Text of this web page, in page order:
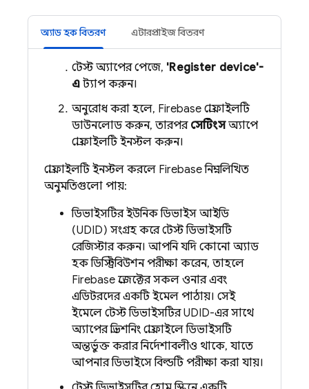
অ্যাড হক বিতরণ এন্টারপ্রাইজ বিতরণ
টেস্ট অ্যাপের পেজে, 'Register device'-
এ ট্যাপ করুন।
অনুরোধ করা হলে, Firebase প্রোফাইলটি
ডাউনলোড করুন, তারপর সেটিংসঅ্যাপে
প্রোফাইলটি ইনস্টল করুন।
প্রোফাইলটি ইনস্টল করলে Firebase নিম্নলিখিত
অনুমতিগুলো পায়:
ডিভাইসটির ইউনিক ডিভাইস আইডি
(UDID) সংগ্রহ করে টেস্ট ডিভাইসটি
রেজিস্টার করুন। আপনি যদি কোনো অ্যাড
হক ডিস্ট্রিবিউশন পরীক্ষা করেন, তাহলে
Firebase প্রজেক্টের সকল ওনার এবং
এডিটরদের একটি ইমেল পাঠায়। সেই
ইমেলে টেস্ট ডিভাইসটির UDID-এর সাথে
অ্যাপের প্রভিশনিং প্রোফাইলে ডিভাইসটি
অন্তর্ভুক্ত করার নির্দেশাবলীও থাকে, যাতে
আপনার ডিভাইসে বিল্ডটি পরীক্ষা করা যায়।